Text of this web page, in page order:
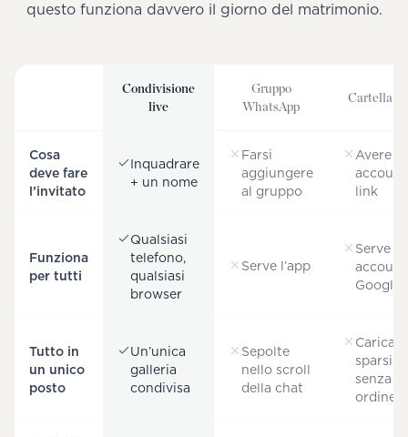
questo funziona davvero il giorno del matrimonio.
Condivisione
live
Gruppo
WhatsApp
Cartella
Cosa
deve fare
l’invitato
Inquadrare
+ un nome
Farsi
aggiungere
al gruppo
Avere
link
Funziona
per tutti
Qualsiasi
telefono,
qualsiasi
browser
Serve l’app
Serve
account
Google
Tutto in
un unico
posto
Un’unica
galleria
condivisa
Sepolte
nello scroll
della chat
sparsi,
senza
ordine